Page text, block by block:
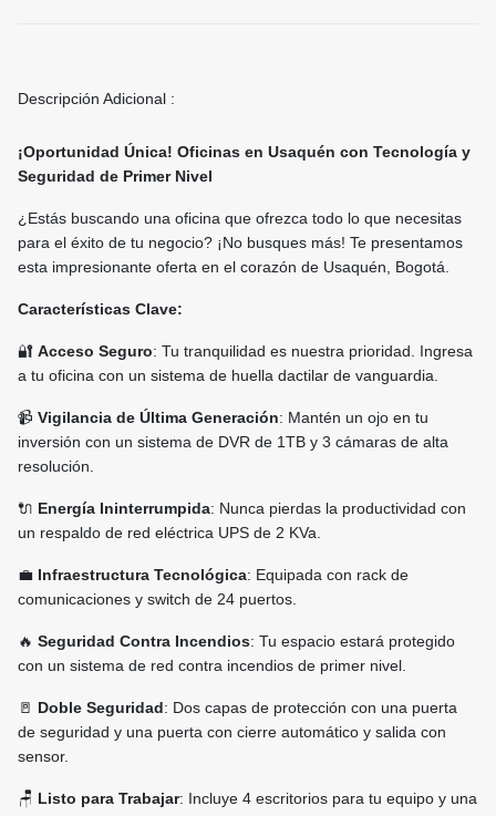
Descripción Adicional :
¡Oportunidad Única! Oficinas en Usaquén con Tecnología y
Seguridad de Primer Nivel
¿Estás buscando una oficina que ofrezca todo lo que necesitas
para el éxito de tu negocio? ¡No busques más! Te presentamos
esta impresionante oferta en el corazón de Usaquén, Bogotá.
Características Clave:
🔐 Acceso Seguro: Tu tranquilidad es nuestra prioridad. Ingresa
a tu oficina con un sistema de huella dactilar de vanguardia.
📹 Vigilancia de Última Generación: Mantén un ojo en tu
inversión con un sistema de DVR de 1TB y 3 cámaras de alta
resolución.
🔌 Energía Ininterrumpida: Nunca pierdas la productividad con
un respaldo de red eléctrica UPS de 2 KVa.
💼 Infraestructura Tecnológica: Equipada con rack de
comunicaciones y switch de 24 puertos.
🔥 Seguridad Contra Incendios: Tu espacio estará protegido
con un sistema de red contra incendios de primer nivel.
🚪 Doble Seguridad: Dos capas de protección con una puerta
de seguridad y una puerta con cierre automático y salida con
sensor.
🪑 Listo para Trabajar: Incluye 4 escritorios para tu equipo y una